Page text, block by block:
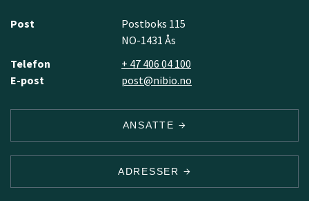
Post
Postboks 115
NO-1431 Ås
Telefon
+ 47 406 04 100
E-post
post@nibio.no
ANSATTE
ADRESSER